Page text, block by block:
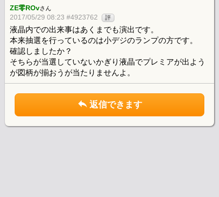
ZE零ROvさん
2017/05/29 08:23 #4923762 評
液晶内での出来事はあくまでも演出です。
本来抽選を行っているのは小デジのランプの方です。
確認しましたか？
そちらが当選していないかぎり液晶でプレミアが出よう
が図柄が揃おうが当たりませんよ。
返信できます